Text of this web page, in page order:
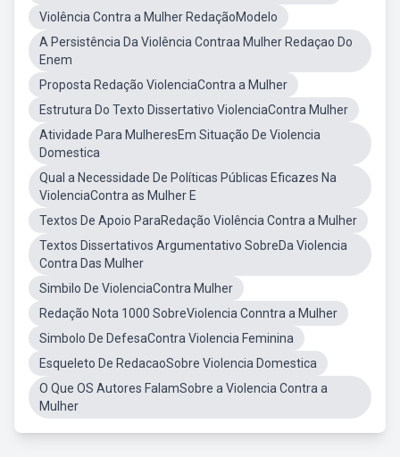
Violência Contra a Mulher RedaçãoModelo
A Persistência Da Violência Contraa Mulher Redaçao Do
Enem
Proposta Redação ViolenciaContra a Mulher
Estrutura Do Texto Dissertativo ViolenciaContra Mulher
Atividade Para MulheresEm Situação De Violencia
Domestica
Qual a Necessidade De Políticas Públicas Eficazes Na
ViolenciaContra as Mulher E
Textos De Apoio ParaRedação Violência Contra a Mulher
Textos Dissertativos Argumentativo SobreDa Violencia
Contra Das Mulher
Simbilo De ViolenciaContra Mulher
Redação Nota 1000 SobreViolencia Conntra a Mulher
Simbolo De DefesaContra Violencia Feminina
Esqueleto De RedacaoSobre Violencia Domestica
O Que OS Autores FalamSobre a Violencia Contra a
Mulher